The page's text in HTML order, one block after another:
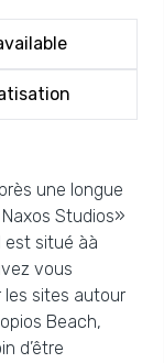
une longue
Studios»
est situé àà
vous
les sites autour
Beach,
d’être